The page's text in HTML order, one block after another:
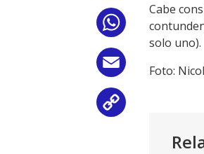
WhatsApp
Email
Cabe
solo uno).
Foto: